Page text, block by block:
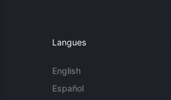
Langues
English
Español